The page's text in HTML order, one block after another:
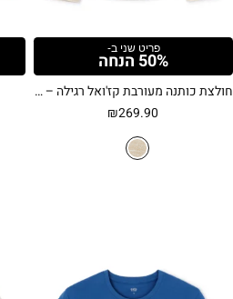
פריט שני ב-
50% הנחה
חולצת כותנה מעורבת קז'ואל רגילה – בז
₪269.90